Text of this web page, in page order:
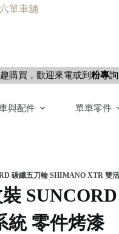
購買，歡迎來電或到 粉專詢
與配件 單車零件
碳纖五刀輪 SHIMANO XTR 雙
統 零件烤漆